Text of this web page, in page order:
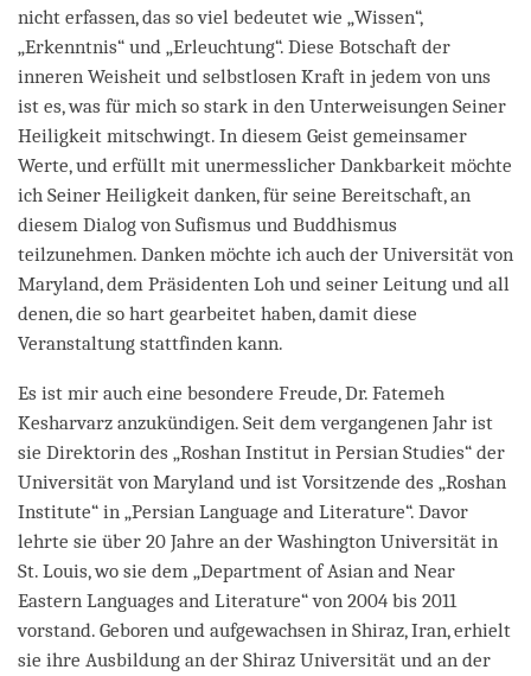
nicht erfassen, das so viel bedeutet wie „Wissen“,
„Erkenntnis“ und „Erleuchtung“. Diese Botschaft der
inneren Weisheit und selbstlosen Kraft in jedem von uns
ist es, was für mich so stark in den Unterweisungen Seiner
Heiligkeit mitschwingt. In diesem Geist gemeinsamer
Werte, und erfüllt mit unermesslicher Dankbarkeit möchte
ich Seiner Heiligkeit danken, für seine Bereitschaft, an
diesem Dialog von Sufismus und Buddhismus
teilzunehmen. Danken möchte ich auch der Universität von
Maryland, dem Präsidenten Loh und seiner Leitung und all
denen, die so hart gearbeitet haben, damit diese
Veranstaltung stattfinden kann.
Es ist mir auch eine besondere Freude, Dr. Fatemeh
Kesharvarz anzukündigen. Seit dem vergangenen Jahr ist
sie Direktorin des „Roshan Institut in Persian Studies“ der
Universität von Maryland und ist Vorsitzende des „Roshan
Institute“ in „Persian Language and Literature“. Davor
lehrte sie über 20 Jahre an der Washington Universität in
St. Louis, wo sie dem „Department of Asian and Near
Eastern Languages and Literature“ von 2004 bis 2011
vorstand. Geboren und aufgewachsen in Shiraz, Iran, erhielt
sie ihre Ausbildung an der Shiraz Universität und an der